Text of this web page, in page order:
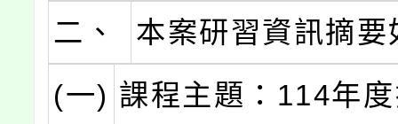
二、
本案研習資訊摘要
(一) 課程主題：114年